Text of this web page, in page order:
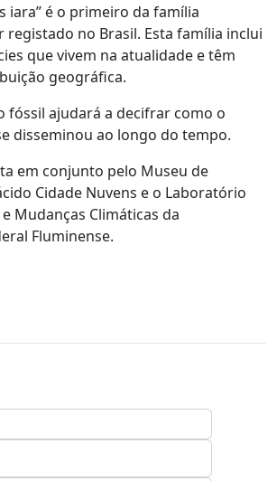
iara” é o primeiro da família
registado no Brasil. Esta família inclui
que vivem na atualidade e têm
geográfica.
fóssil ajudará a decifrar como o
disseminou ao longo do tempo.
em conjunto pelo Museu de
Cidade Nuvens e o Laboratório
Mudanças Climáticas da
Fluminense.